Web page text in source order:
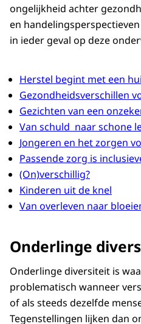
ongelijkheid achter
en
in ieder geval op deze
Herstel begint met een
Gezondheidsverschillen
Gezichten van een
Van schuld naar schone
Jongeren en het zorgen
Passende zorg is
(On)verschillig?
Kinderen uit de knel
Van overleven naar
Onderlinge
Onderlinge diversiteit is
problematisch wanneer
of als steeds dezelfde
Tegenstellingen lijken dan